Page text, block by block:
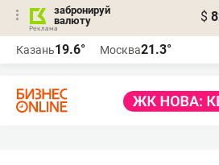
забронируй
валюту
$
Казань19.6° Москва21.3°